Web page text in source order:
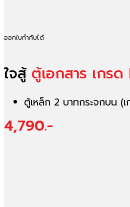
ออกใบกำกับได้
ใจสู้ ตู้เอกสาร เกรด
ตู้เหล็ก 2 บาทกระจกบน (
4,790.-